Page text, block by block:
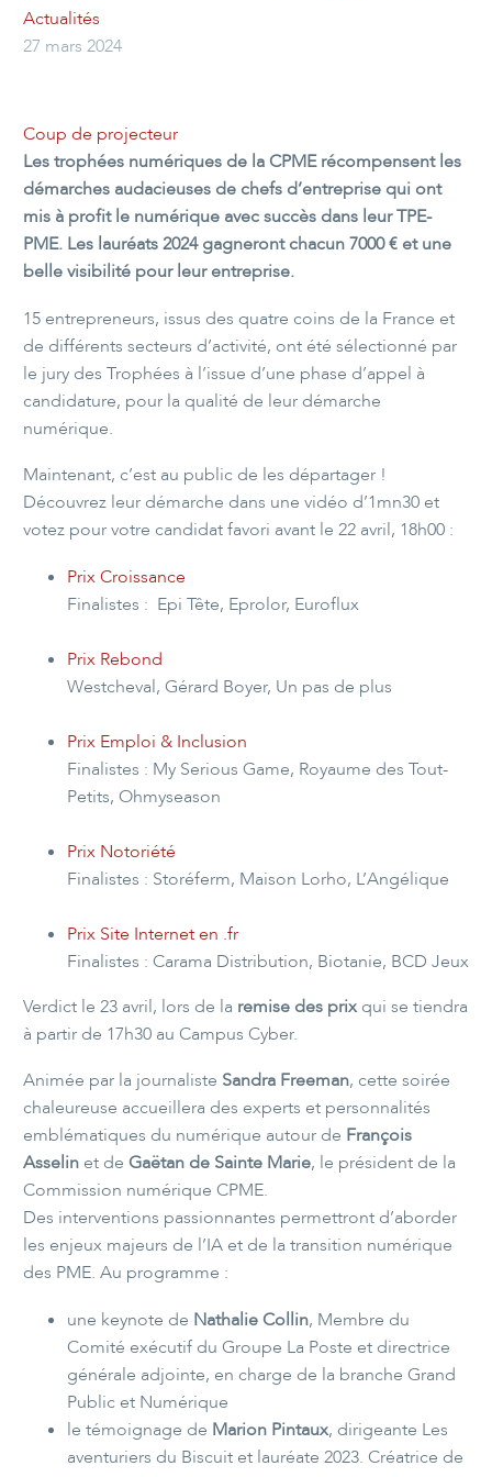
Actualités
27 mars 2024
Coup de projecteur
Les trophées numériques de la CPME récompensent les
démarches audacieuses de chefs d’entreprise qui ont
mis à profit le numérique avec succès dans leur TPE-
PME. Les lauréats 2024 gagneront chacun 7000 € et une
belle visibilité pour leur entreprise.
15 entrepreneurs, issus des quatre coins de la France et
de différents secteurs d’activité, ont été sélectionné par
le jury des Trophées à l’issue d’une phase d’appel à
candidature, pour la qualité de leur démarche
numérique.
Maintenant, c’est au public de les départager !
Découvrez leur démarche dans une vidéo d’1mn30 et
votez pour votre candidat favori avant le 22 avril, 18h00 :
Prix Croissance
Finalistes : Epi Tête, Eprolor, Euroflux
Prix Rebond
Westcheval, Gérard Boyer, Un pas de plus
Prix Emploi & Inclusion
Finalistes : My Serious Game, Royaume des Tout-
Petits, Ohmyseason
Prix Notoriété
Finalistes : Storéferm, Maison Lorho, L’Angélique
Prix Site Internet en .fr
Finalistes : Carama Distribution, Biotanie, BCD Jeux
Verdict le 23 avril, lors de la remise des prixqui se tiendra
à partir de 17h30 au Campus Cyber.
Animée par la journaliste Sandra Freeman, cette soirée
chaleureuse accueillera des experts et personnalités
emblématiques du numérique autour de François
Asselin et de Gaëtan de Sainte Marie, le président de la
Commission numérique CPME.
Des interventions passionnantes permettront d’aborder
les enjeux majeurs de l’IA et de la transition numérique
des PME. Au programme :
une keynote de Nathalie Collin, Membre du
Comité exécutif du Groupe La Poste et directrice
générale adjointe, en charge de la branche Grand
Public et Numérique
le témoignage de Marion Pintaux, dirigeante Les
aventuriers du Biscuit et lauréate 2023. Créatrice de